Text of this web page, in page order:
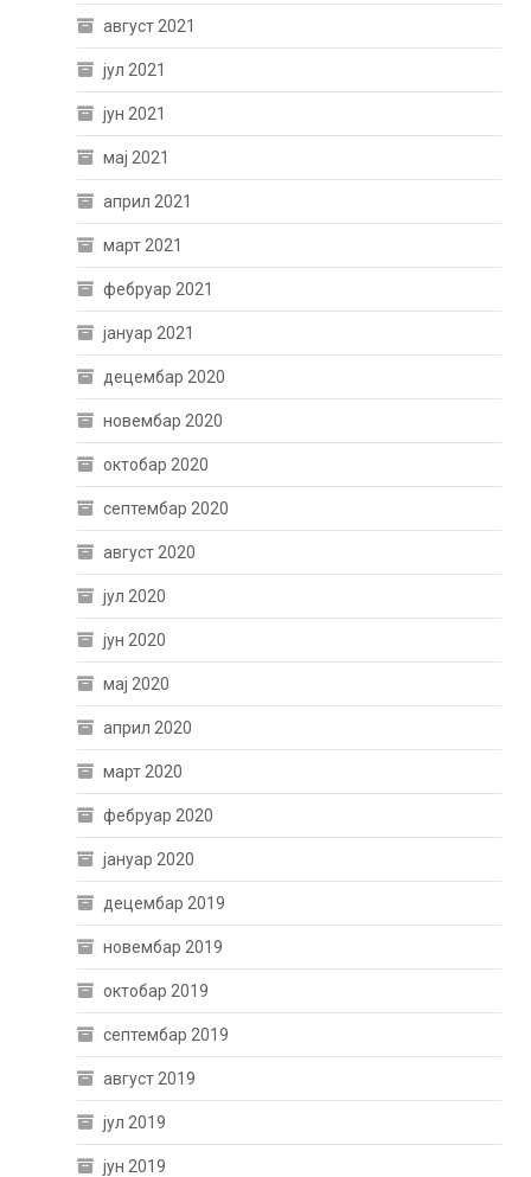
август 2021
јул 2021
јун 2021
мај 2021
април 2021
март 2021
фебруар 2021
јануар 2021
децембар 2020
новембар 2020
октобар 2020
септембар 2020
август 2020
јул 2020
јун 2020
мај 2020
април 2020
март 2020
фебруар 2020
јануар 2020
децембар 2019
новембар 2019
октобар 2019
септембар 2019
август 2019
јул 2019
јун 2019